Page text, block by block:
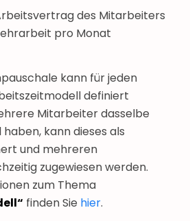
des Mitarbeiters
pro Monat
kann für jeden
definiert
Mitarbeiter dasselbe
kann dieses als
und mehreren
zugewiesen werden.
zum Thema
finden Sie hier.